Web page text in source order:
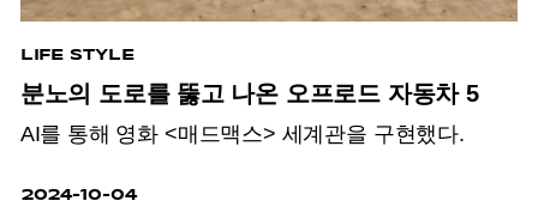
LIFE STYLE
분노의 도로를 뚫고 나온 오프로드 자동차 5
AI를 통해 영화 <매드맥스> 세계관을 구현했다.
2024-10-04